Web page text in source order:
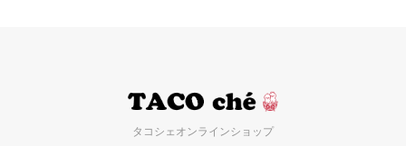
タコシェオンラインショップ